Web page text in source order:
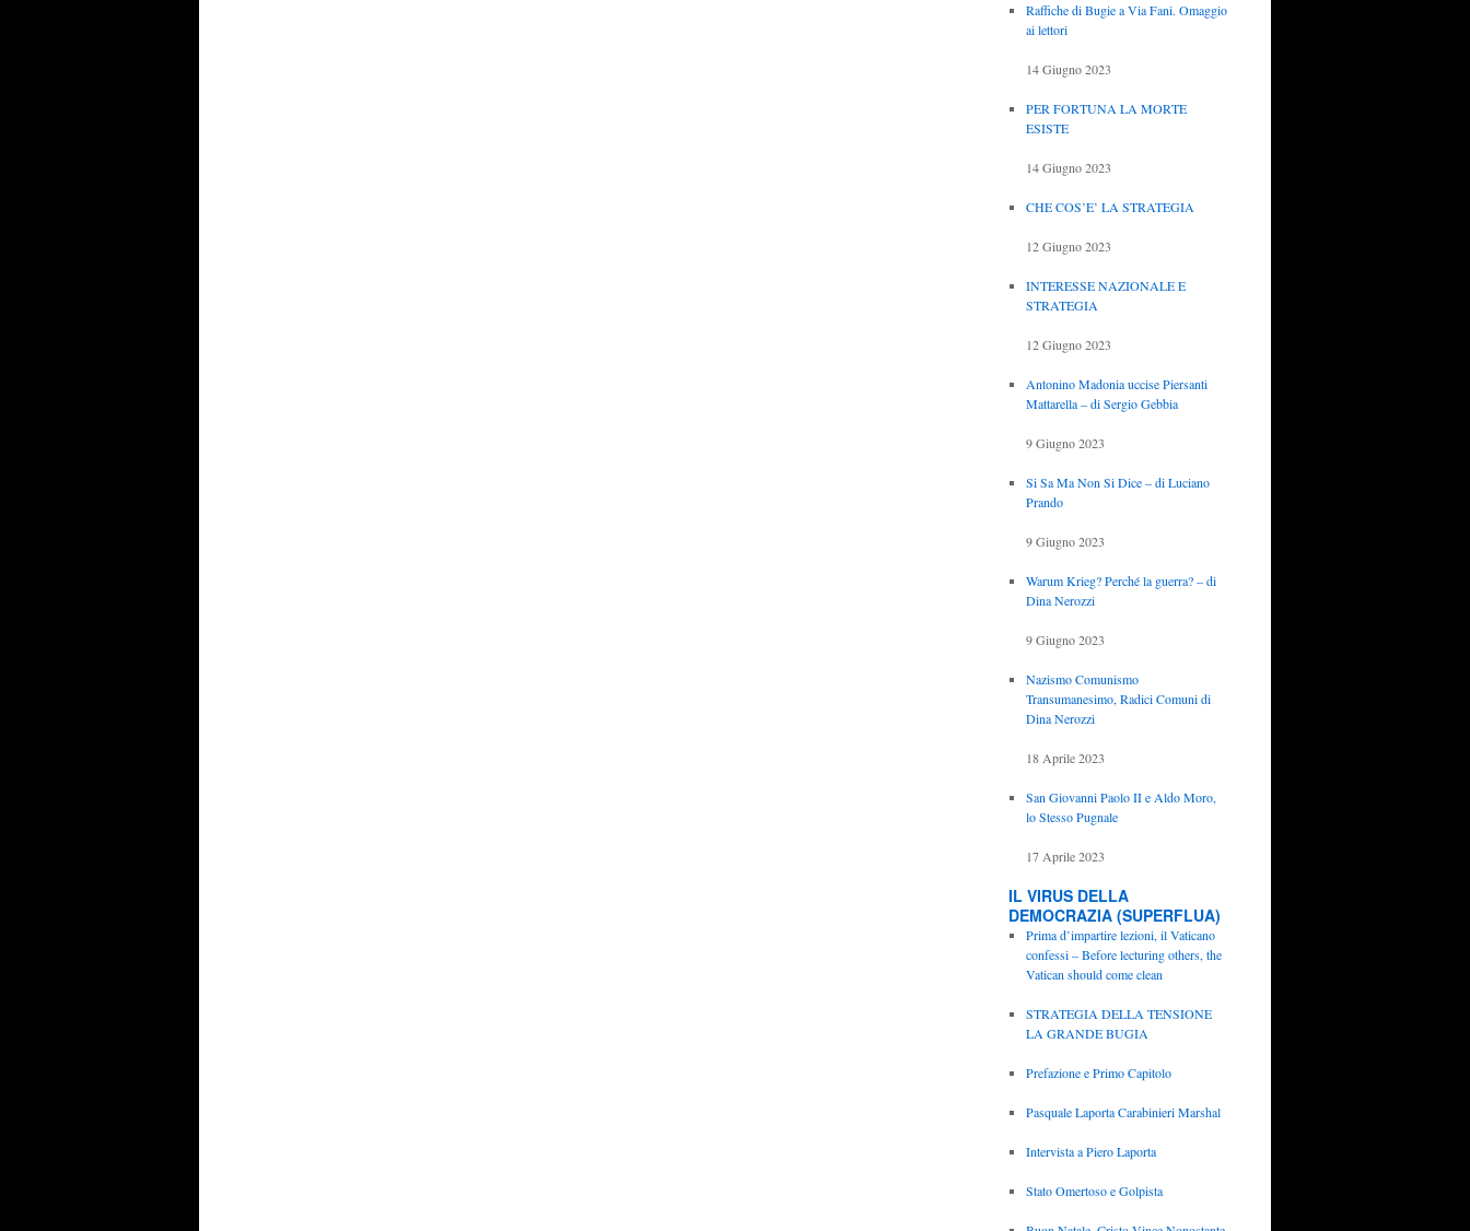
Raffiche di Bugie a Via Fani. Omaggio
ai lettori
14 Giugno 2023
PER FORTUNA LA MORTE
ESISTE
14 Giugno 2023
CHE COS’E’ LA STRATEGIA
12 Giugno 2023
INTERESSE NAZIONALE E
STRATEGIA
12 Giugno 2023
Antonino Madonia uccise Piersanti
Mattarella – di Sergio Gebbia
9 Giugno 2023
Si Sa Ma Non Si Dice – di Luciano
Prando
9 Giugno 2023
Warum Krieg? Perché la guerra? – di
Dina Nerozzi
9 Giugno 2023
Nazismo Comunismo
Transumanesimo, Radici Comuni di
Dina Nerozzi
18 Aprile 2023
San Giovanni Paolo II e Aldo Moro,
lo Stesso Pugnale
17 Aprile 2023
IL VIRUS DELLA
DEMOCRAZIA (SUPERFLUA)
Prima d’impartire lezioni, il Vaticano
confessi – Before lecturing others, the
Vatican should come clean
STRATEGIA DELLA TENSIONE
LA GRANDE BUGIA
Prefazione e Primo Capitolo
Pasquale Laporta Carabinieri Marshal
Intervista a Piero Laporta
Stato Omertoso e Golpista